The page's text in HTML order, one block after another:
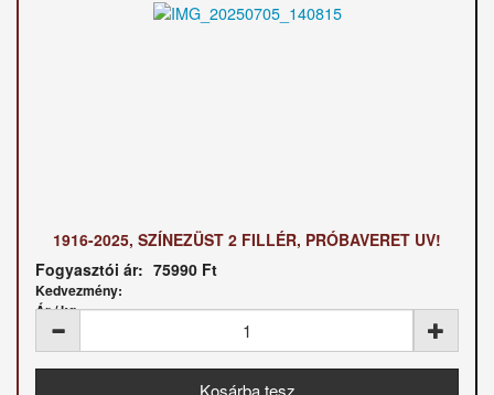
1916-2025, SZÍNEZÜST 2 FILLÉR, PRÓBAVERET UV!
Fogyasztói ár: 75990 Ft
Kedvezmény:
Ár / kg: